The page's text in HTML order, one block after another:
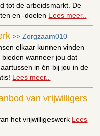
tot de arbeidsmarkt. De
en -doelen Lees meer..
>>Zorgzaam010
elkaar kunnen vinden
wanneer jou dat
in én bij jou in de
Lees meer..
van vrijwilligers
het vrijwilligeswerk Lees